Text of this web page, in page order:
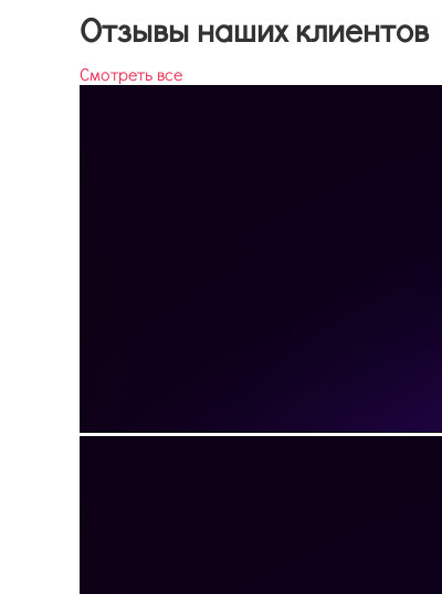
Отзывы наших клиентов
Смотреть все